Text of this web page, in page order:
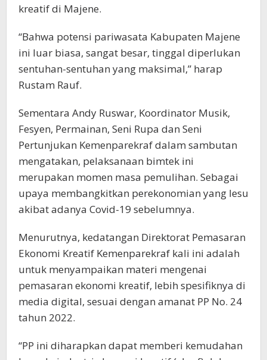
kreatif di Majene.
“Bahwa potensi pariwasata Kabupaten Majene
ini luar biasa, sangat besar, tinggal diperlukan
sentuhan-sentuhan yang maksimal,” harap
Rustam Rauf.
Sementara Andy Ruswar, Koordinator Musik,
Fesyen, Permainan, Seni Rupa dan Seni
Pertunjukan Kemenparekraf dalam sambutan
mengatakan, pelaksanaan bimtek ini
merupakan momen masa pemulihan. Sebagai
upaya membangkitkan perekonomian yang lesu
akibat adanya Covid-19 sebelumnya.
Menurutnya, kedatangan Direktorat Pemasaran
Ekonomi Kreatif Kemenparekraf kali ini adalah
untuk menyampaikan materi mengenai
pemasaran ekonomi kreatif, lebih spesifiknya di
media digital, sesuai dengan amanat PP No. 24
tahun 2022.
“PP ini diharapkan dapat memberi kemudahan